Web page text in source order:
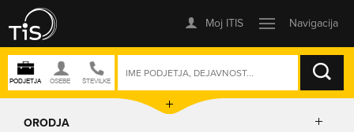
ISKANJE
ORODJA